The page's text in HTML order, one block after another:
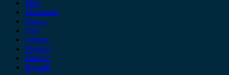
Mini
Mitsubishi
Nissan
Opel
Omoda
Peugeot
Porsche
Renault